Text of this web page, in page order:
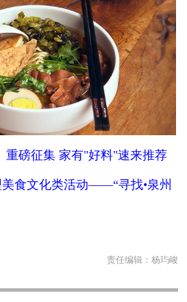
重磅征集 家有"好料"速来推荐
食文化类活动——“寻找•泉州
责任编辑： 杨玙峻